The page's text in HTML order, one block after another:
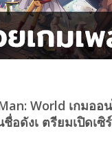
World เกมออ
อดังเ ตรียมเปิดเซิ